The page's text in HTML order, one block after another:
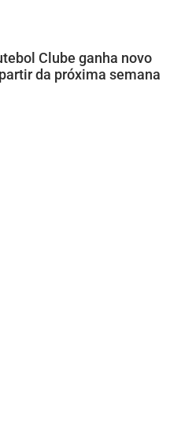
Clube ganha novo
da próxima semana